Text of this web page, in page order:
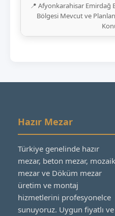
📍 Afyonkarahisar Emirdağ
Bölgesi Mevcut ve
Hazır Mezar
Türkiye genelinde hazır
mezar, beton mezar, mozaik
mezar ve Döküm mezar
üretim ve montaj
hizmetlerini profesyonelce
sunuyoruz. Uygun fiyatlı ve